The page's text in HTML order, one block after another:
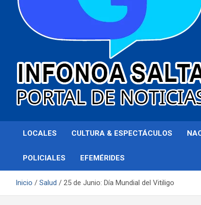
Infonoa Salta
LOCALES CULTURA & ESPECTÁCULOS
POLICIALES EFEMÉRIDES
Inicio Salud 25 de Junio: Día Mundial del Vitiligo